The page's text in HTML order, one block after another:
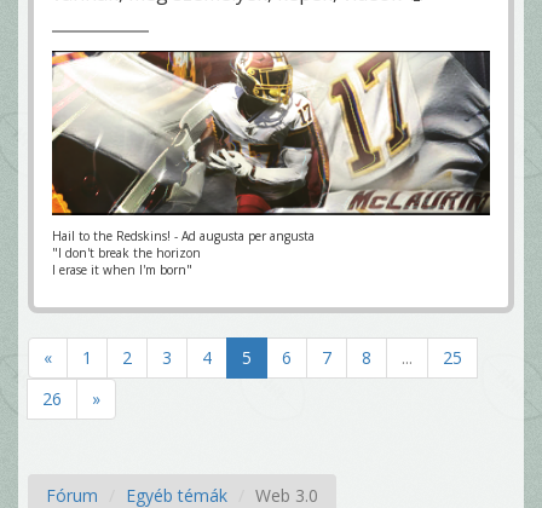
Hail to the Redskins! - Ad augusta per angusta
"I don't break the horizon
I erase it when I'm born"
« 1 2 3 4 5 6 7 8 ...
25
26
»
Fórum Egyéb témák Web 3.0